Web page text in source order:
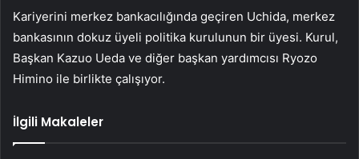
Kariyerini merkez bankacılığında geçiren Uchida, merkez
bankasının dokuz üyeli politika kurulunun bir üyesi. Kurul,
Başkan Kazuo Ueda ve diğer başkan yardımcısı Ryozo
Himino ile birlikte çalışıyor.
İlgili Makaleler